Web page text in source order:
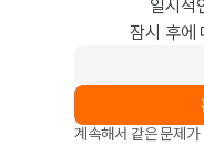
일시적
잠시 후에
계속해서 같은 문제가